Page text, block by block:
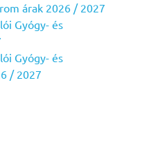
árak 2026 / 2027
Gyógy- és
Gyógy- és
/ 2027